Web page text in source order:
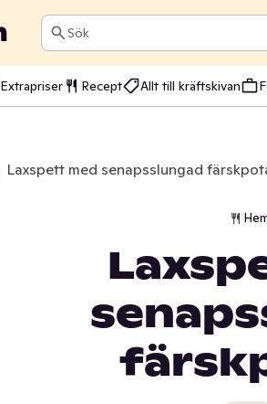
Sök
Extrapriser Recept Allt till kräftskivan
Laxspett med senapsslungad